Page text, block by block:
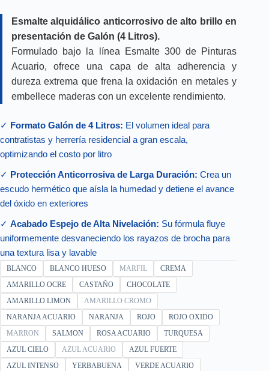
precios:
desde
$545.32
hasta
$1,152.92
Esmalte alquidálico anticorrosivo de alto brillo en
presentación de Galón (4 Litros).
Formulado bajo la línea Esmalte 300 de Pinturas
Acuario, ofrece una capa de alta adherencia y
dureza extrema que frena la oxidación en metales y
embellece maderas con un excelente rendimiento.
✓ Formato Galón de 4 Litros: El volumen ideal para
contratistas y herrería residencial a gran escala,
optimizando el costo por litro
✓ Protección Anticorrosiva de Larga Duración: Crea un
escudo hermético que aísla la humedad y detiene el avance
del óxido en exteriores
✓ Acabado Espejo de Alta Nivelación: Su fórmula fluye
uniformemente desvaneciendo los rayazos de brocha para
una textura lisa y lavable
BLANCO BLANCO HUESO MARFIL
CREMA
AMARILLO OCRE
CASTAÑO
CHOCOLATE
AMARILLO LIMON
AMARILLO CROMO
NARANJA ACUARIO
NARANJA ROJO
ROJO OXIDO
MARRON
SALMON ROSA ACUARIO
TURQUESA
AZUL CIELO
AZUL ACUARIO
AZUL FUERTE
AZUL INTENSO
YERBABUENA
VERDE ACUARIO